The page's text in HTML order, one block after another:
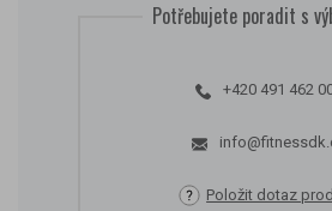
Potřebujete poradit s
+420 491 462
Položit dotaz